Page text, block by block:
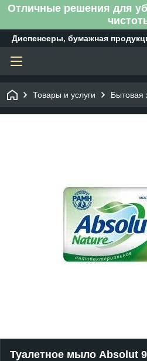
Отличные решения для
Диспенсеры, бумажная
Товары и услуги Бытовая
Туалетное мыло Absolut